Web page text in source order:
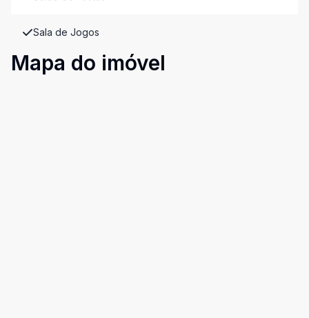
Sala de Jogos
Mapa do imóvel